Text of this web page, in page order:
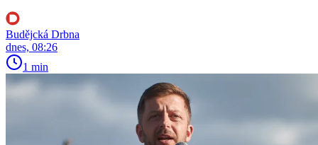
Budějcká Drbna
dnes, 08:26
1 min